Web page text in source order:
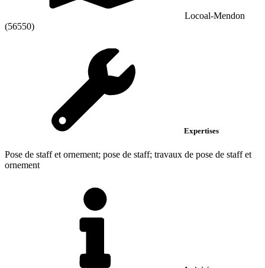
Locoal-Mendon
(56550)
Expertises
Pose de staff et ornement; pose de staff; travaux de pose de staff et
ornement